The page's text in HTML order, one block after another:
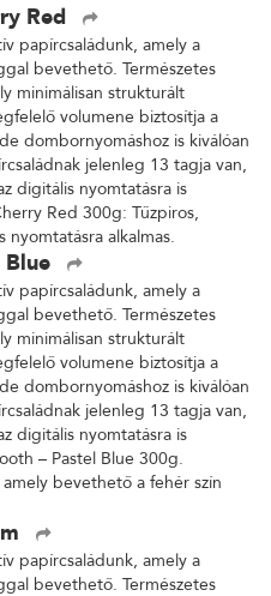
Red
papírcsaládunk, amely a
bevethető. Természetes
minimálisan strukturált
volumene biztosítja a
dombornyomáshoz is kiválóan
jelenleg 13 tagja van,
digitális nyomtatásra is
Red 300g: Tűzpiros,
nyomtatásra alkalmas.
papírcsaládunk, amely a
bevethető. Természetes
minimálisan strukturált
volumene biztosítja a
dombornyomáshoz is kiválóan
jelenleg 13 tagja van,
digitális nyomtatásra is
– Pastel Blue 300g.
bevethető a fehér szín
papírcsaládunk, amely a
bevethető. Természetes